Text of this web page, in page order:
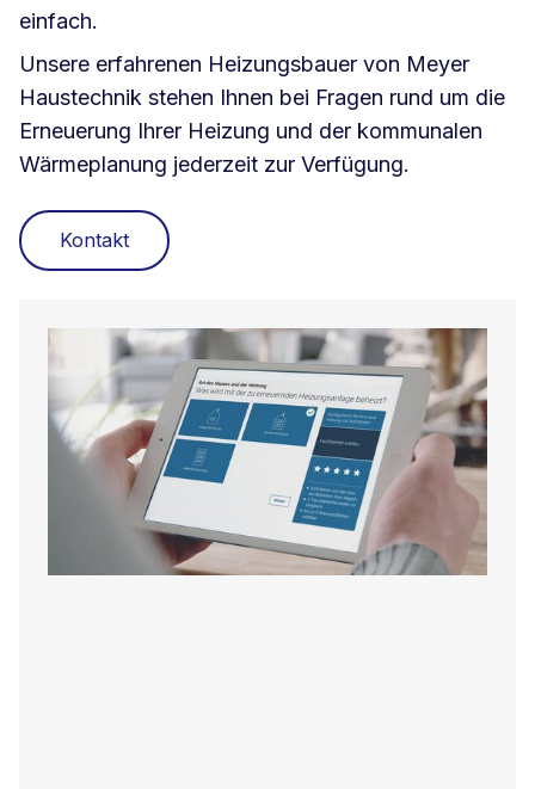
einfach.
Unsere erfahrenen Heizungsbauer von Meyer
Haustechnik stehen Ihnen bei Fragen rund um die
Erneuerung Ihrer Heizung und der kommunalen
Wärmeplanung jederzeit zur Verfügung.
Kontakt